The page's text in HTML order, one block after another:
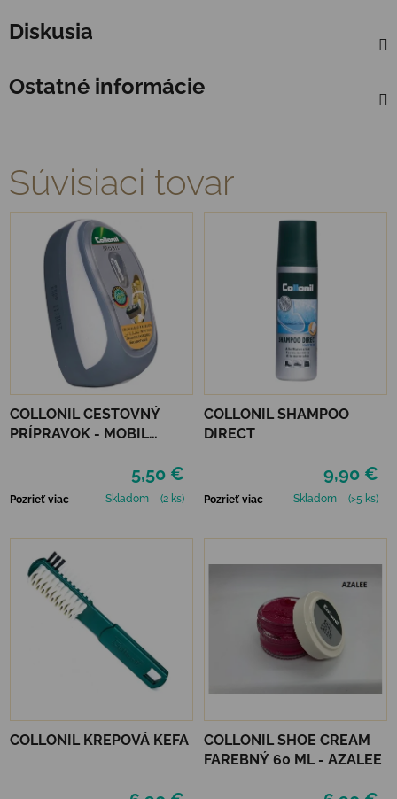
Diskusia
Ostatné informácie
Súvisiaci tovar
COLLONIL CESTOVNÝ
PRÍPRAVOK - MOBIL
5,50 €
Pozrieť viac Skladom (2 ks)
COLLONIL SHAMPOO
DIRECT
9,90 €
Pozrieť viac Skladom (>5 ks)
COLLONIL KREPOVÁ KEFA
COLLONIL SHOE CREAM
FAREBNÝ 60 ML - AZALEE